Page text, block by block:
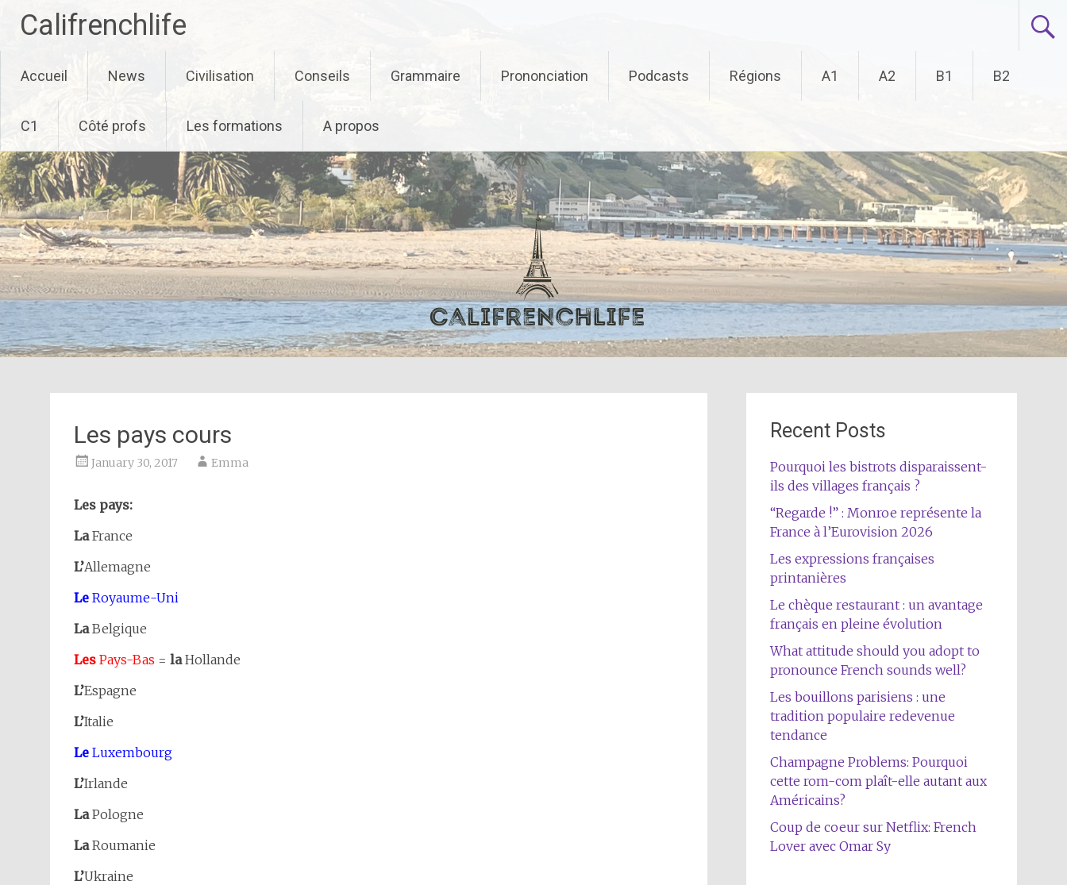
Califrenchlife
to
content
Accueil News Civilisation Conseils Grammaire Prononciation Podcasts Régions A1 A2 B1 B2
C1 Côté profs Les formations A propos
Les pays cours
January 30, 2017 Emma
Les pays:
LaFrance
L’Allemagne
Le Royaume-Uni
LaBelgique
Les Pays-Bas = laHollande
L’Espagne
L’Italie
Le Luxembourg
L’Irlande
LaPologne
LaRoumanie
L’Ukraine
Recent Posts
Pourquoi les bistrots disparaissent-
ils des villages français ?
“Regarde !” : Monroe représente la
France à l’Eurovision 2026
Les expressions françaises
printanières
Le chèque restaurant : un avantage
français en pleine évolution
What attitude should you adopt to
pronounce French sounds well?
Les bouillons parisiens : une
tradition populaire redevenue
tendance
Champagne Problems: Pourquoi
cette rom-com plaît-elle autant aux
Américains?
Coup de coeur sur Netflix: French
Lover avec Omar Sy